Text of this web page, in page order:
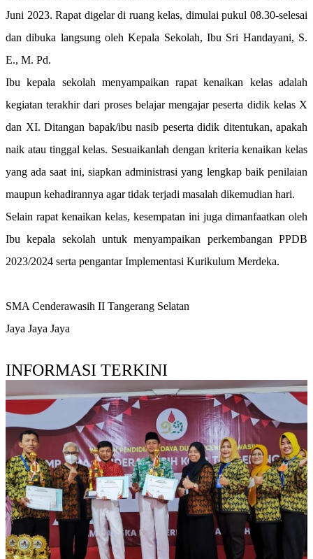
Juni 2023. Rapat digelar di ruang kelas, dimulai pukul 08.30-selesai
dan dibuka langsung oleh Kepala Sekolah, Ibu Sri Handayani, S.
E., M. Pd.
Ibu kepala sekolah menyampaikan rapat kenaikan kelas adalah
kegiatan terakhir dari proses belajar mengajar peserta didik kelas X
dan XI. Ditangan bapak/ibu nasib peserta didik ditentukan, apakah
naik atau tinggal kelas. Sesuaikanlah dengan kriteria kenaikan kelas
yang ada saat ini, siapkan administrasi yang lengkap baik penilaian
maupun kehadirannya agar tidak terjadi masalah dikemudian hari.
Selain rapat kenaikan kelas, kesempatan ini juga dimanfaatkan oleh
Ibu kepala sekolah untuk menyampaikan perkembangan PPDB
2023/2024 serta pengantar Implementasi Kurikulum Merdeka.
SMA Cenderawasih II Tangerang Selatan
Jaya Jaya Jaya
INFORMASI TERKINI